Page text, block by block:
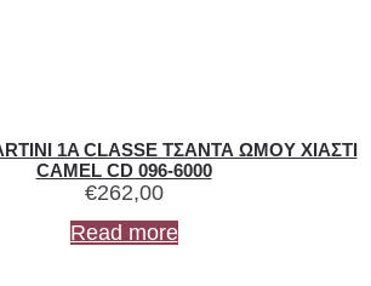
1A CLASSE ΤΣΑΝΤΑ ΩΜΟΥ ΧΙΑΣΤΙ
CAMEL CD 096-6000
€262,00
Read more